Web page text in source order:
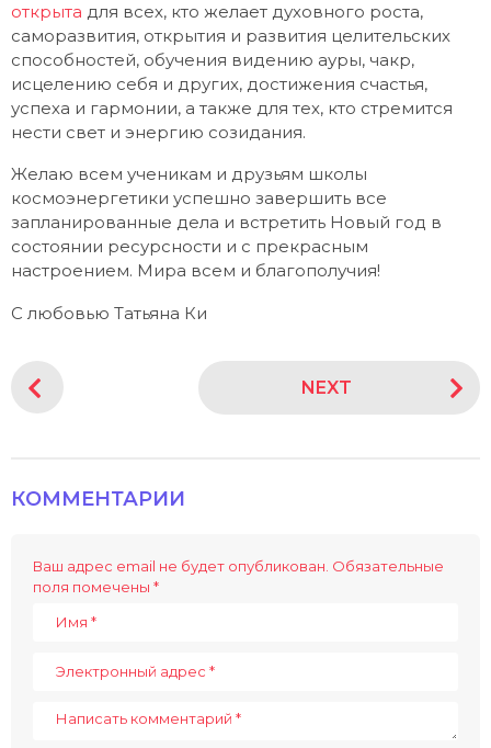
открыта для всех, кто желает духовного роста,
саморазвития, открытия и развития целительских
способностей, обучения видению ауры, чакр,
исцелению себя и других, достижения счастья,
успеха и гармонии, а также для тех, кто стремится
нести свет и энергию созидания.
Желаю всем ученикам и друзьям школы
космоэнергетики успешно завершить все
запланированные дела и встретить Новый год в
состоянии ресурсности и с прекрасным
настроением. Мира всем и благополучия!
С любовью Татьяна Ки
a
NEXT
КОММЕНТАРИИ
Ваш адрес email не будет опубликован. Обязательные
поля помечены *